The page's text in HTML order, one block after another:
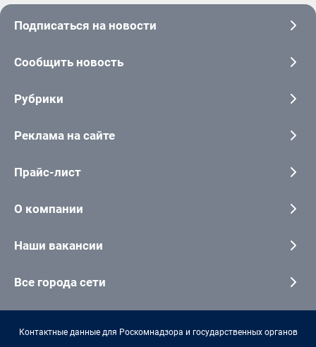
Подписаться на новости
Сообщить новость
Рубрики
Реклама на сайте
Прайс-лист
О компании
Наши вакансии
Все города сети
Контактные данные для Роскомнадзора и государственных органов